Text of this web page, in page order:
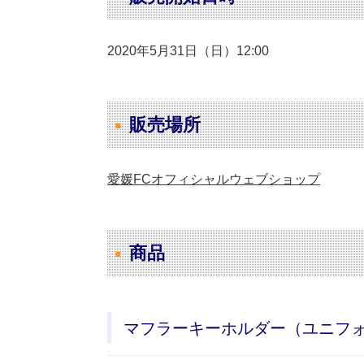
2020年5月31日（日）12:00
販売場所
愛媛FCオフィシャルウェブショップ
商品
マフラーキーホルダー（ユニフ